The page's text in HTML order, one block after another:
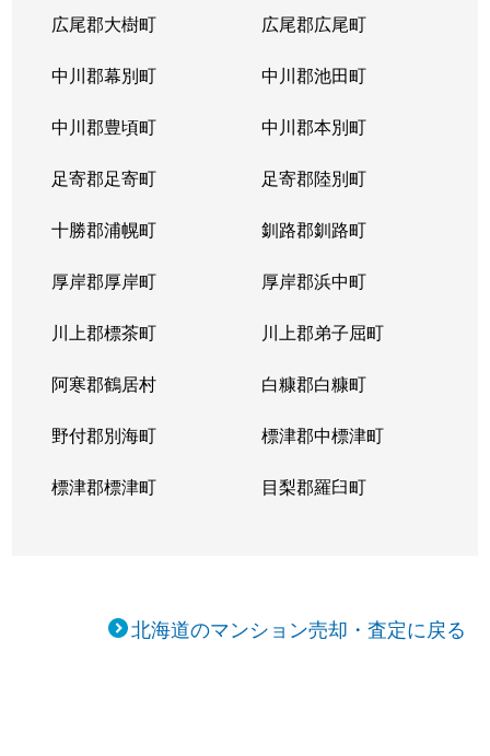
広尾郡大樹町 広尾郡広尾町
中川郡幕別町 中川郡池田町
中川郡豊頃町 中川郡本別町
足寄郡足寄町 足寄郡陸別町
十勝郡浦幌町 釧路郡釧路町
厚岸郡厚岸町 厚岸郡浜中町
川上郡標茶町 川上郡弟子屈町
阿寒郡鶴居村 白糠郡白糠町
野付郡別海町 標津郡中標津町
標津郡標津町 目梨郡羅臼町
北海道のマンション売却・査定に戻る